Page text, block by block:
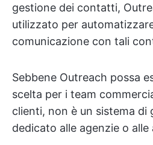
gestione dei contatti,
utilizzato per
comunicazione con tali
Sebbene Outreach possa
scelta per i team
clienti, non è un sistema
dedicato alle agenzie o alle